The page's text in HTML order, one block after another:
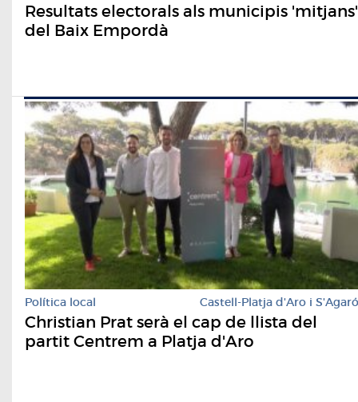
Resultats electorals als municipis 'mitjans'
del Baix Empordà
Política local Castell-Platja d'Aro i S'Agaró
Christian Prat serà el cap de llista del
partit Centrem a Platja d'Aro